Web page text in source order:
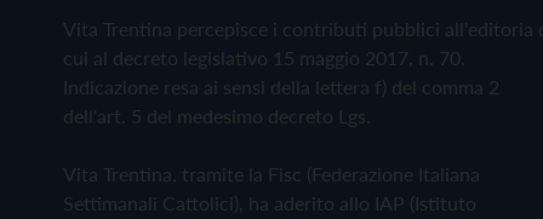
Vita Trentina percepisce i contributi pubblici all'editoria
cui al decreto legislativo 15 maggio 2017, n. 70.
Indicazione resa ai sensi della lettera f) del comma 2
dell'art. 5 del medesimo decreto Lgs.
Vita Trentina, tramite la Fisc (Federazione Italiana
Settimanali Cattolici), ha aderito allo IAP (Istituto